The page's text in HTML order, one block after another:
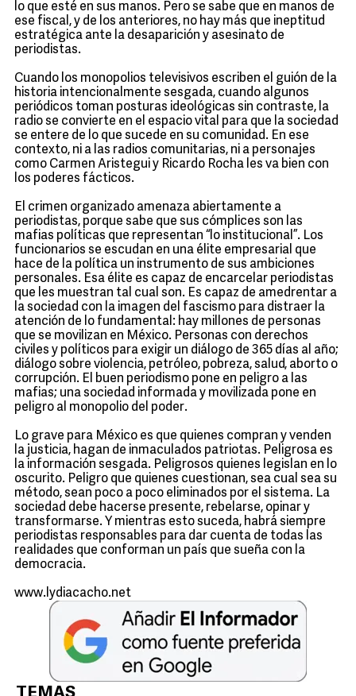
lo que esté en sus manos. Pero se sabe que en manos de
ese fiscal, y de los anteriores, no hay más que ineptitud
estratégica ante la desaparición y asesinato de
periodistas.
Cuando los monopolios televisivos escriben el guión de la
historia intencionalmente sesgada, cuando algunos
periódicos toman posturas ideológicas sin contraste, la
radio se convierte en el espacio vital para que la sociedad
se entere de lo que sucede en su comunidad. En ese
contexto, ni a las radios comunitarias, ni a personajes
como Carmen Aristegui y Ricardo Rocha les va bien con
los poderes fácticos.
El crimen organizado amenaza abiertamente a
periodistas, porque sabe que sus cómplices son las
mafias políticas que representan “lo institucional”. Los
funcionarios se escudan en una élite empresarial que
hace de la política un instrumento de sus ambiciones
personales. Esa élite es capaz de encarcelar periodistas
que les muestran tal cual son. Es capaz de amedrentar a
la sociedad con la imagen del fascismo para distraer la
atención de lo fundamental: hay millones de personas
que se movilizan en México. Personas con derechos
civiles y políticos para exigir un diálogo de 365 días al año;
diálogo sobre violencia, petróleo, pobreza, salud, aborto o
corrupción. El buen periodismo pone en peligro a las
mafias; una sociedad informada y movilizada pone en
peligro al monopolio del poder.
Lo grave para México es que quienes compran y venden
la justicia, hagan de inmaculados patriotas. Peligrosa es
la información sesgada. Peligrosos quienes legislan en lo
oscurito. Peligro que quienes cuestionan, sea cual sea su
método, sean poco a poco eliminados por el sistema. La
sociedad debe hacerse presente, rebelarse, opinar y
transformarse. Y mientras esto suceda, habrá siempre
periodistas responsables para dar cuenta de todas las
realidades que conforman un país que sueña con la
democracia.
www.lydiacacho.net